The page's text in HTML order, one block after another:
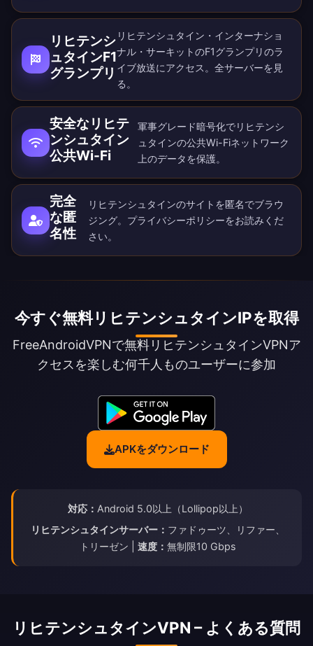
リヒテンシ
ュタインF1
グランプリ
リヒテンシュタイン・インターナショ
ナル・サーキットのF1グランプリのラ
イブ放送にアクセス。全サーバーを見
る。
安全なリヒテ
ンシュタイン
公共Wi-Fi
軍事グレード暗号化でリヒテンシ
ュタインの公共Wi-Fiネットワーク
上のデータを保護。
完全
な匿
名性
リヒテンシュタインのサイトを匿名でブラウ
ジング。 プライバシーポリシーをお読みくだ
さい。
今すぐ無料リヒテンシュタインIPを取得
FreeAndroidVPNで無料リヒテンシュタインVPNア
クセスを楽しむ何千人ものユーザーに参加
APKをダウンロード
対応： Android 5.0以上（Lollipop以上）
リヒテンシュタインサーバー： ファドゥーツ、リファー、
トリーゼン | 速度： 無制限10 Gbps
リヒテンシュタインVPN – よくある質問